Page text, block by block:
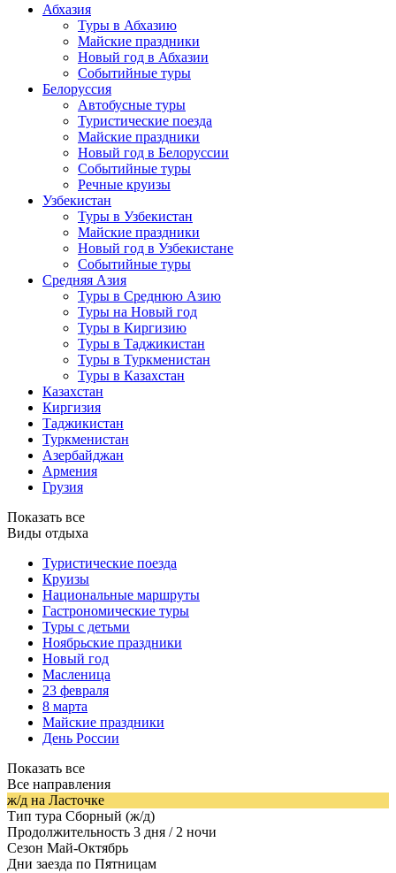
Абхазия
Туры в Абхазию
Майские праздники
Новый год в Абхазии
Событийные туры
Белоруссия
Автобусные туры
Туристические поезда
Майские праздники
Новый год в Белоруссии
Событийные туры
Речные круизы
Узбекистан
Туры в Узбекистан
Майские праздники
Новый год в Узбекистане
Событийные туры
Средняя Азия
Туры в Среднюю Азию
Туры на Новый год
Туры в Киргизию
Туры в Таджикистан
Туры в Туркменистан
Туры в Казахстан
Казахстан
Киргизия
Таджикистан
Туркменистан
Азербайджан
Армения
Грузия
Показать все
Виды отдыха
Туристические поезда
Круизы
Национальные маршруты
Гастрономические туры
Туры с детьми
Ноябрьские праздники
Новый год
Масленица
23 февраля
8 марта
Майские праздники
День России
Показать все
Все направления
ж/д на Ласточке
Тип тура Сборный (ж/д)
Продолжительность 3 дня / 2 ночи
Сезон Май-Октябрь
Дни заезда по Пятницам